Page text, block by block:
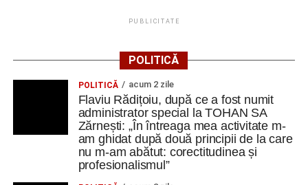
PUBLICITATE
POLITICĂ
POLITICĂ acum 2 zile
Flaviu Rădițoiu, după ce a fost numit
administrator special la TOHAN SA
Zărnești: „În întreaga mea activitate m-
am ghidat după două principii de la care
nu m-am abătut: corectitudinea și
profesionalismul”